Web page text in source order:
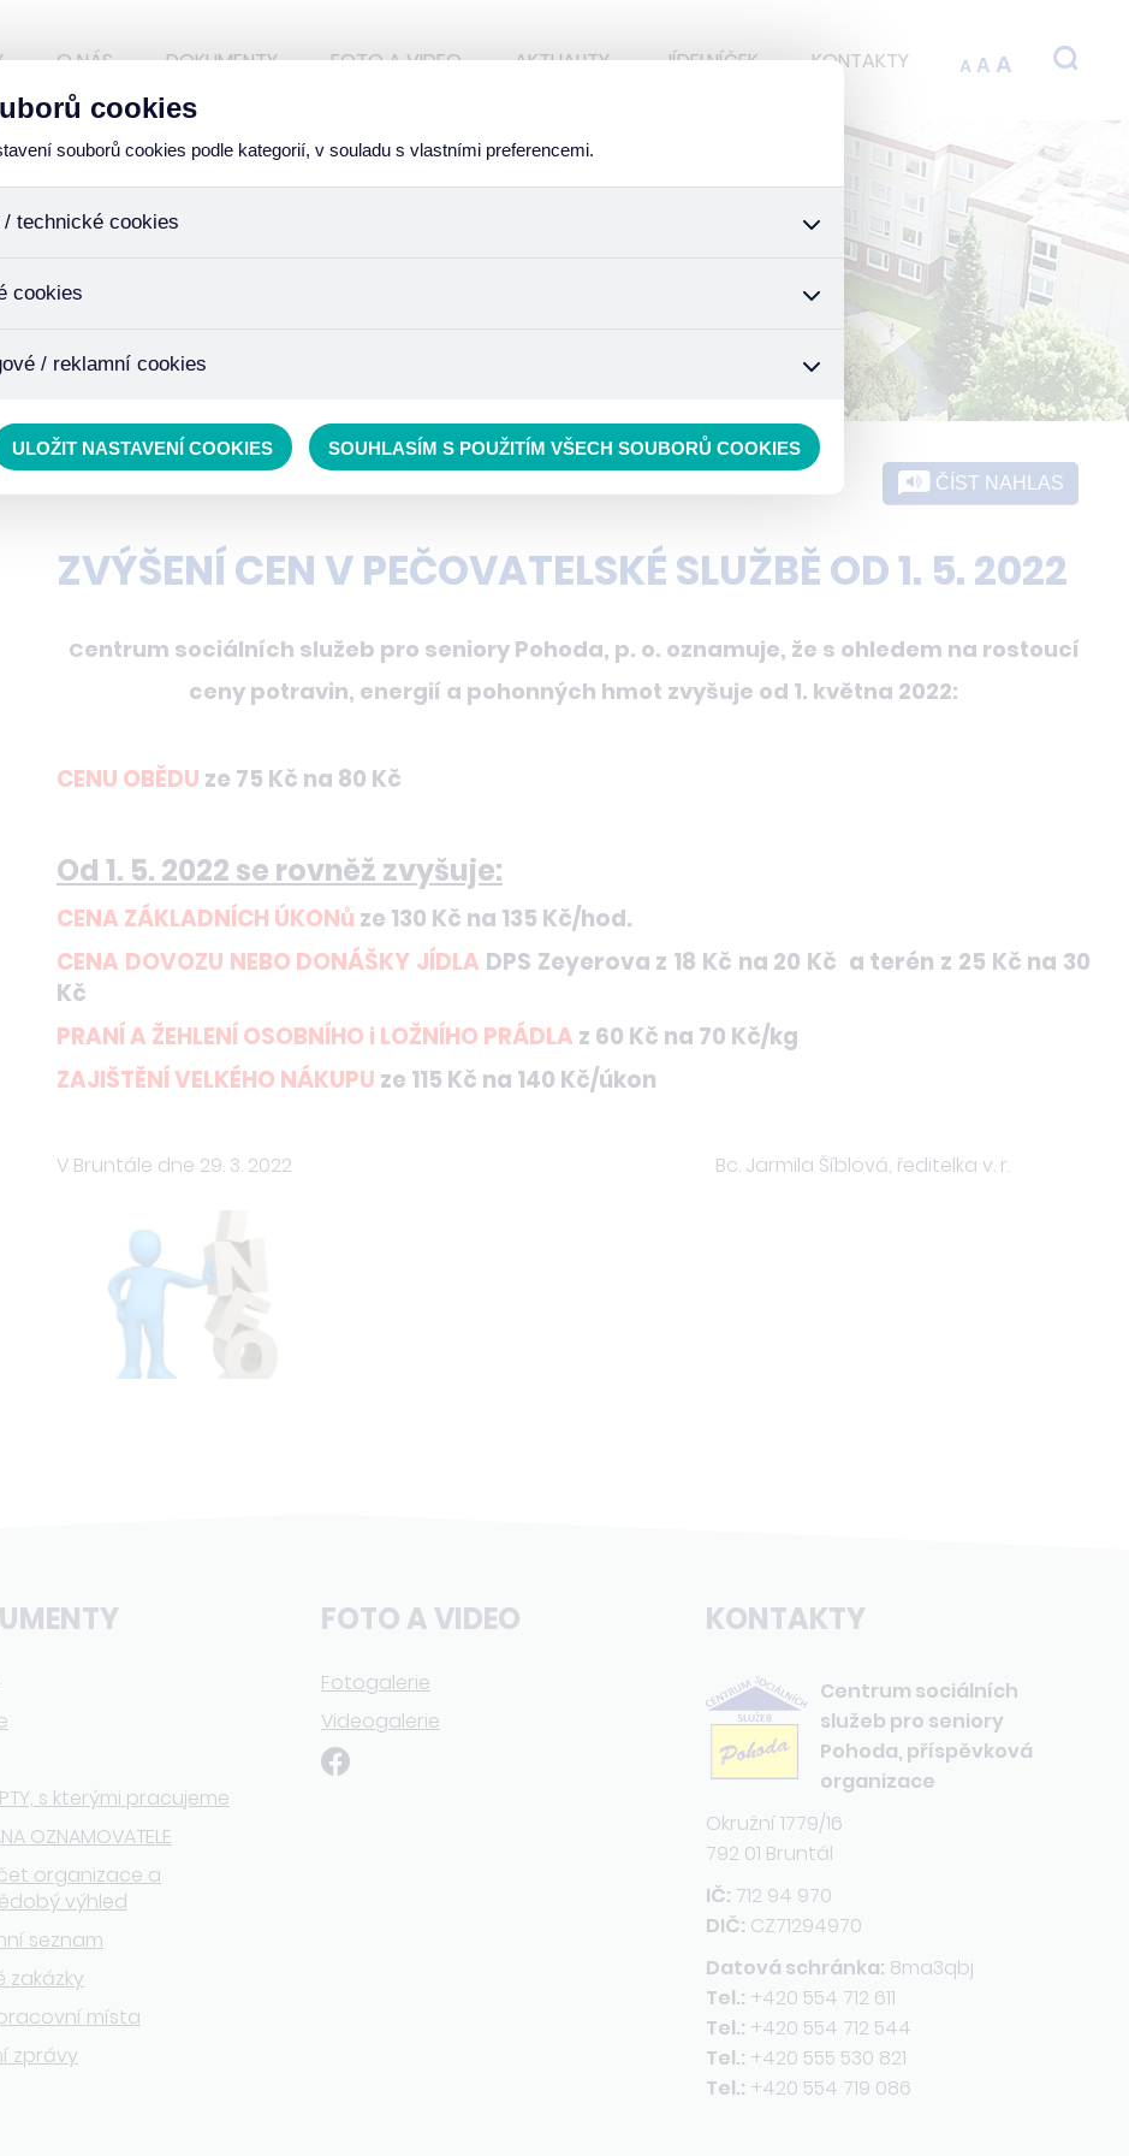
O NÁS DOKUMENTY FOTO A VIDEO AKTUALITY JÍDELNÍČEK KONTAKTY A A A
ČÍST NAHLAS
ZVÝŠENÍ CEN V PEČOVATELSKÉ SLUŽBĚ OD 1. 5. 2022
Centrum sociálních služeb pro seniory Pohoda, p. o. oznamuje, že s ohledem na rostoucí
ceny potravin, energií a pohonných hmot zvyšuje od 1. května 2022:
CENU OBĚDU ze 75 Kč na 80 Kč
Od 1. 5. 2022 se rovněž zvyšuje:
CENA ZÁKLADNÍCH ÚKONů ze 130 Kč na 135 Kč/hod.
CENA DOVOZU NEBO DONÁŠKY JÍDLA DPS Zeyerova z 18 Kč na 20 Kč a terén z 25 Kč na 30
Kč
PRANÍ A ŽEHLENÍ OSOBNÍHO i LOŽNÍHO PRÁDLA z 60 Kč na 70 Kč/kg
ZAJIŠTĚNÍ VELKÉHO NÁKUPU ze 115 Kč na 140 Kč/úkon
V Bruntále dne 29. 3. 2022 Bc. Jarmila Šíblová, ředitelka v. r.
s kterými pracujeme
OZNAMOVATELE
organizace a
výhled
seznam
zakázky
místa
zprávy
FOTO A VIDEO
Fotogalerie
Videogalerie
KONTAKTY
Centrum sociálních
služeb pro seniory
Pohoda, příspěvková
organizace
Okružní 1779/16
792 01 Bruntál
IČ: 712 94 970
DIČ: CZ71294970
Datová schránka: 8ma3qbj
Tel.: +420 554 712 611
Tel.: +420 554 712 544
Tel.: +420 555 530 821
Tel.: +420 554 719 086
cookies
souborů cookies podle kategorií, v souladu s vlastními preferencemi.
/ technické cookies
jiné k ukládání produktů v nákupním košíku, ovládání filtrů a také nastavení souhlasu s
cookies
o osobní údaje, protože anonymizované cookies nelze přiřadit konkrétnímu uživateli.
/ reklamní cookies
ULOŽIT NASTAVENÍ COOKIES SOUHLASÍM S POUŽITÍM VŠECH SOUBORŮ COOKIES